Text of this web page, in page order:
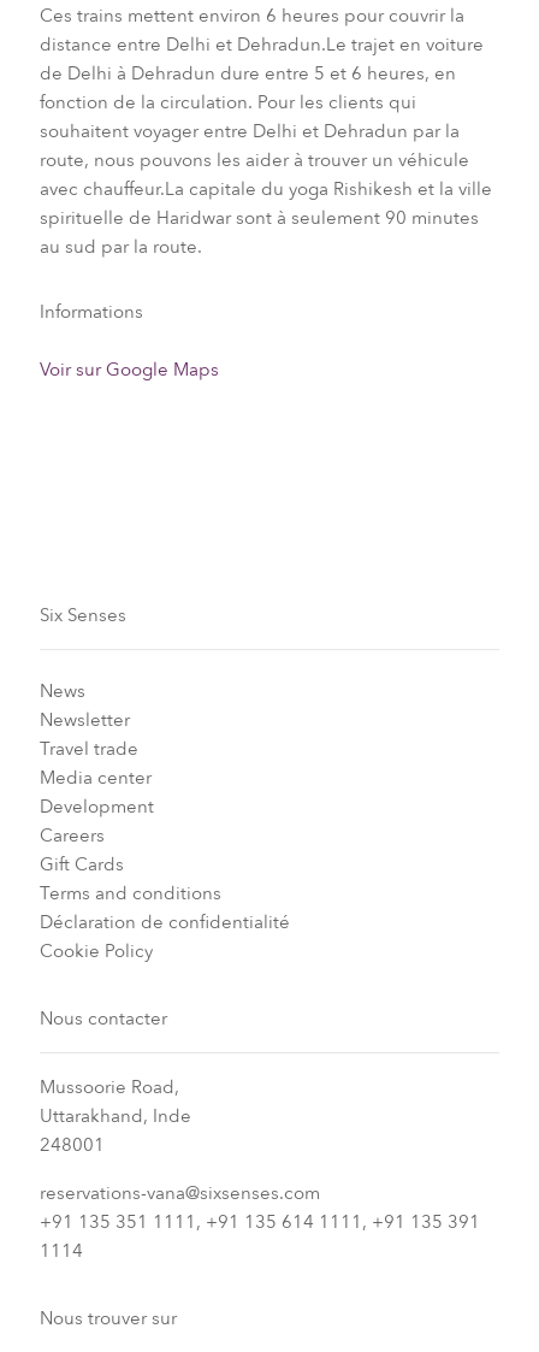
Ces trains mettent environ 6 heures pour couvrir la
distance entre Delhi et Dehradun.Le trajet en voiture
de Delhi à Dehradun dure entre 5 et 6 heures, en
fonction de la circulation. Pour les clients qui
souhaitent voyager entre Delhi et Dehradun par la
route, nous pouvons les aider à trouver un véhicule
avec chauffeur.La capitale du yoga Rishikesh et la ville
spirituelle de Haridwar sont à seulement 90 minutes
au sud par la route.
Informations
Voir sur Google Maps
Six Senses
News
Newsletter
Travel trade
Media center
Development
Careers
Gift Cards
Terms and conditions
Déclaration de confidentialité
Cookie Policy
Nous contacter
Mussoorie Road,
Uttarakhand, Inde
248001
reservations-vana@sixsenses.com
+91 135 351 1111, +91 135 614 1111, +91 135 391
1114
Nous trouver sur